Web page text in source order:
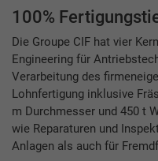
100%
Die Groupe CIF hat vier
Engineering für
Verarbeitung des
Lohnfertigung inklusive
m Durchmesser und 450 t
wie Reparaturen und
Anlagen als auch für